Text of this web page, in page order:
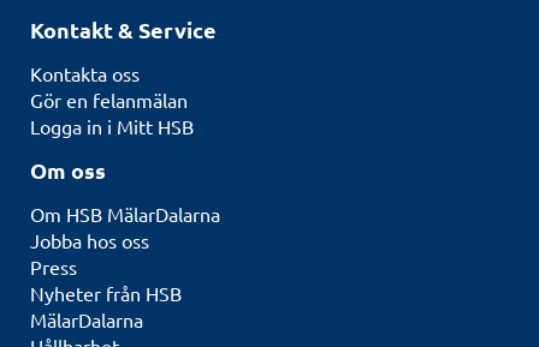
Kontakt & Service
Kontakta oss
Gör en felanmälan
Logga in i Mitt HSB
Om oss
Om HSB MälarDalarna
Jobba hos oss
Press
Nyheter från HSB
MälarDalarna